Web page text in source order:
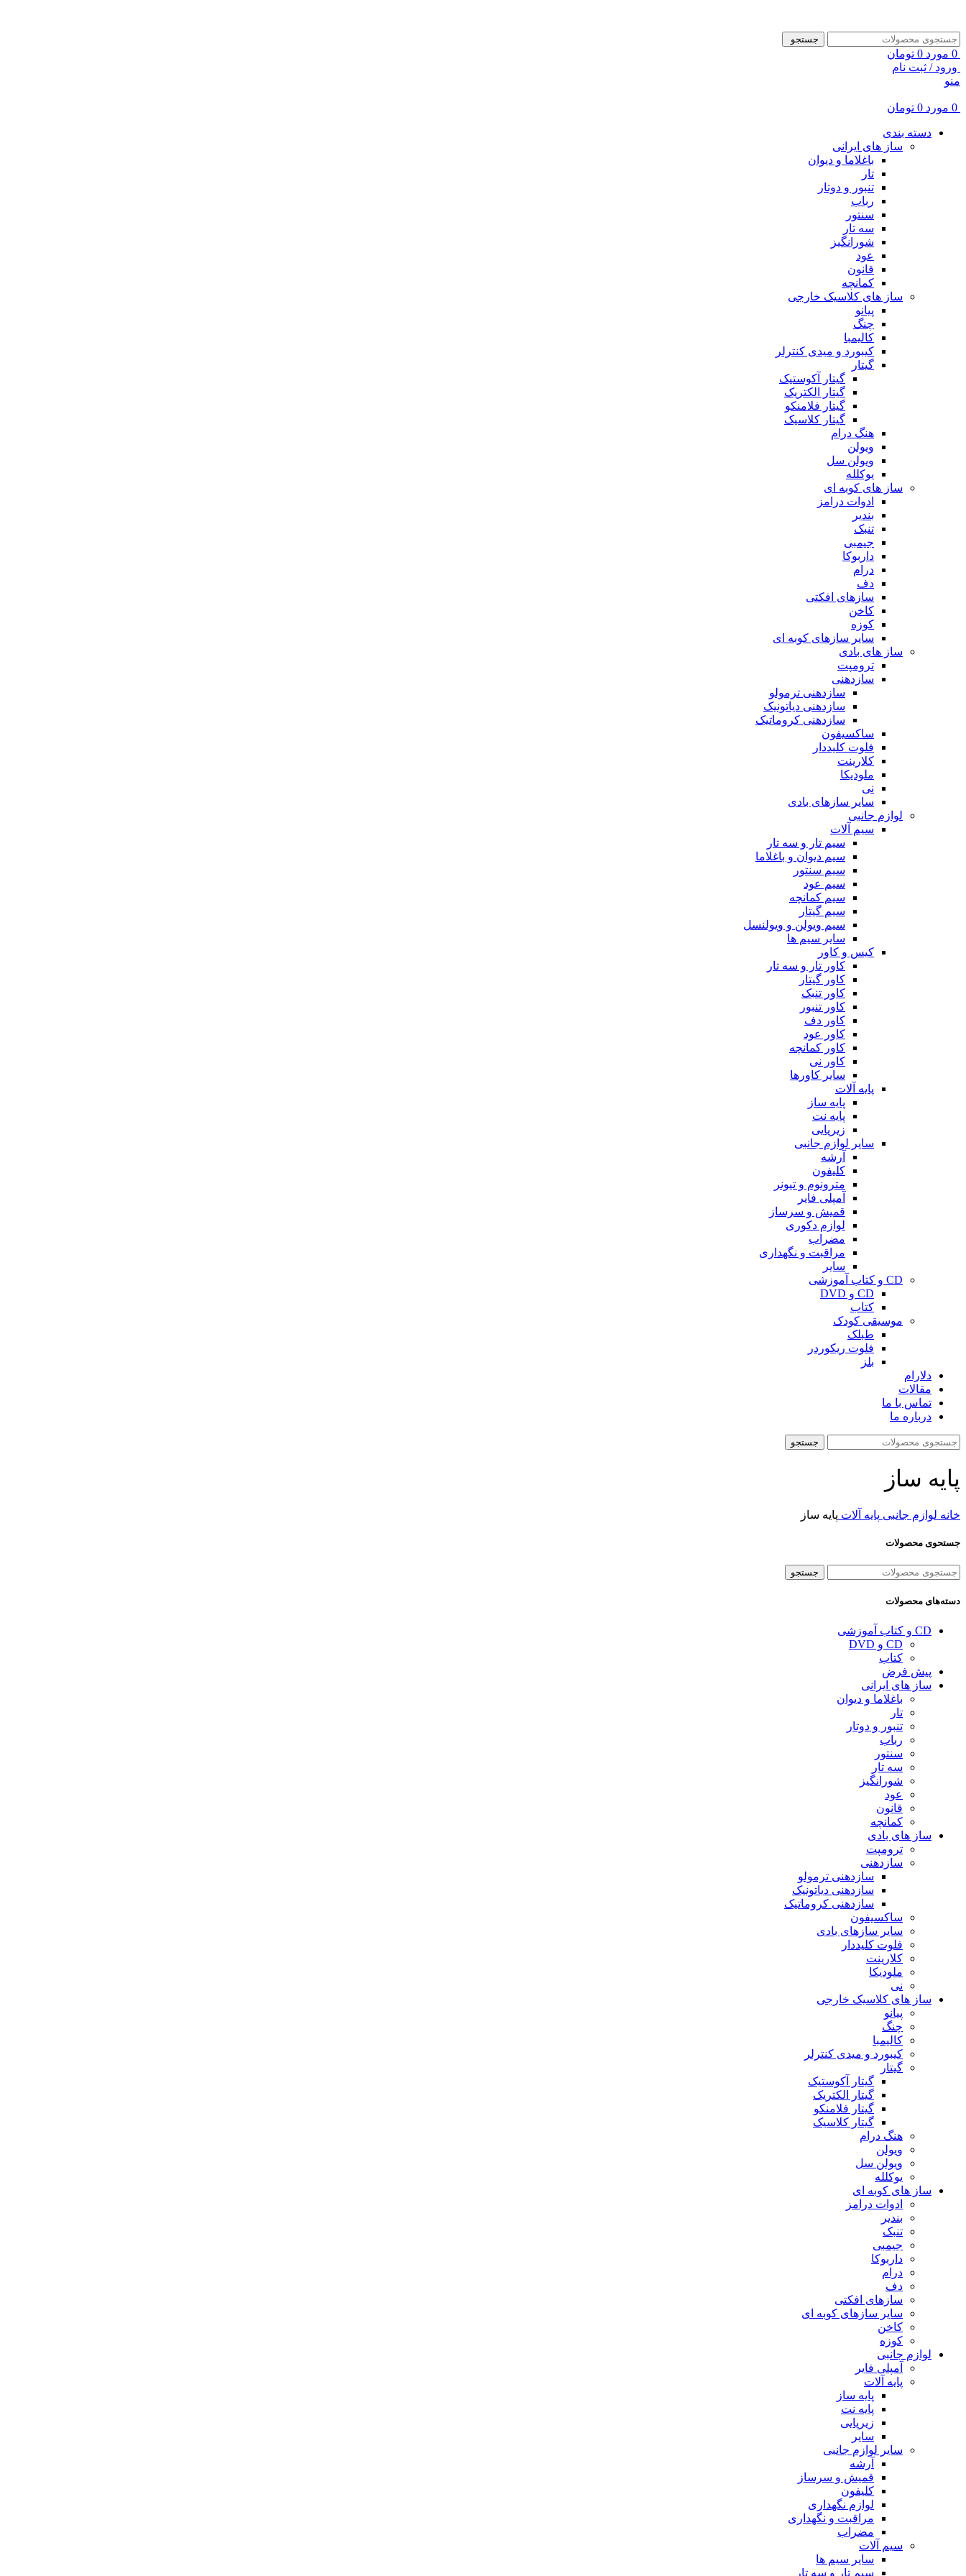
جستجو
0 مورد 0 تومان
ورود / ثبت نام
منو
0 مورد 0 تومان
دسته بندی
ساز های ایرانی
باغلاما و دیوان
تار
تنبور و دوتار
رباب
سنتور
سه تار
شورانگیز
عود
قانون
کمانچه
ساز های کلاسیک خارجی
پیانو
چنگ
کالیمبا
کیبورد و میدی کنترلر
گیتار
گیتار آکوستیک
گیتار الکتریک
گیتار فلامنکو
گیتار کلاسیک
هنگ درام
ویولن
ویولن سل
یوکلله
ساز های کوبه ای
ادوات درامز
بندیر
تنبک
جیمبی
داربوکا
درام
دف
سازهای افکتی
کاخن
کوزه
سایر سازهای کوبه ای
ساز های بادی
ترومپت
سازدهنی
سازدهنی ترمولو
سازدهنی دیاتونیک
سازدهنی کروماتیک
ساکسیفون
فلوت کلیددار
کلارینت
ملودیکا
نی
سایر سازهای بادی
لوازم جانبی
سیم آلات
سیم تار و سه تار
سیم دیوان و باغلاما
سیم سنتور
سیم عود
سیم کمانچه
سیم گیتار
سیم ویولن و ویولنسل
سایر سیم ها
کیس و کاور
کاور تار و سه تار
کاور گیتار
کاور تنبک
کاور تنبور
کاور دف
کاور عود
کاور کمانچه
کاور نی
سایر کاورها
پایه آلات
پایه ساز
پایه نت
زیرپایی
سایر لوازم جانبی
آرشه
کلیفون
مترونوم و تیونر
آمپلی فایر
قمیش و سرساز
لوازم دکوری
مضراب
مراقبت و نگهداری
سایر
CD و کتاب آموزشی
CD و DVD
کتاب
موسیقی کودک
طبلک
فلوت ریکوردر
بلز
دلارام
مقالات
تماس با ما
درباره ما
جستجو
پایه ساز
خانه لوازم جانبی پایه آلات پایه ساز
جستحوی محصولات
جستجو
دسته‌های محصولات
CD و کتاب آموزشی
CD و DVD
کتاب
پیش فرض
ساز های ایرانی
باغلاما و دیوان
تار
تنبور و دوتار
رباب
سنتور
سه تار
شورانگیز
عود
قانون
کمانچه
ساز های بادی
ترومپت
سازدهنی
سازدهنی ترمولو
سازدهنی دیاتونیک
سازدهنی کروماتیک
ساکسیفون
سایر سازهای بادی
فلوت کلیددار
کلارینت
ملودیکا
نی
ساز های کلاسیک خارجی
پیانو
چنگ
کالیمبا
کیبورد و میدی کنترلر
گیتار
گیتار آکوستیک
گیتار الکتریک
گیتار فلامنکو
گیتار کلاسیک
هنگ درام
ویولن
ویولن سل
یوکلله
ساز های کوبه ای
ادوات درامز
بندیر
تنبک
جیمبی
داربوکا
درام
دف
سازهای افکتی
سایر سازهای کوبه ای
کاخن
کوزه
لوازم جانبی
آمپلی فایر
پایه آلات
پایه ساز
پایه نت
زیرپایی
سایر
سایر لوازم جانبی
آرشه
قمیش و سرساز
کلیفون
لوازم نگهداری
مراقبت و نگهداری
مضراب
سیم آلات
سایر سیم ها
سیم تار و سه تار